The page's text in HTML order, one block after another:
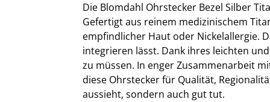
Die Blomdahl Ohrstecker Bezel Silber
Gefertigt aus reinem medizinischem
empfindlicher Haut oder Nickelallergie.
integrieren lässt. Dank ihres leichten
zu müssen. In enger Zusammenarbeit
diese Ohrstecker für Qualität,
aussieht, sondern auch gut tut.